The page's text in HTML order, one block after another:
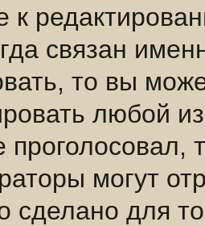
к
связан
то вы
любой
могут
сделано для